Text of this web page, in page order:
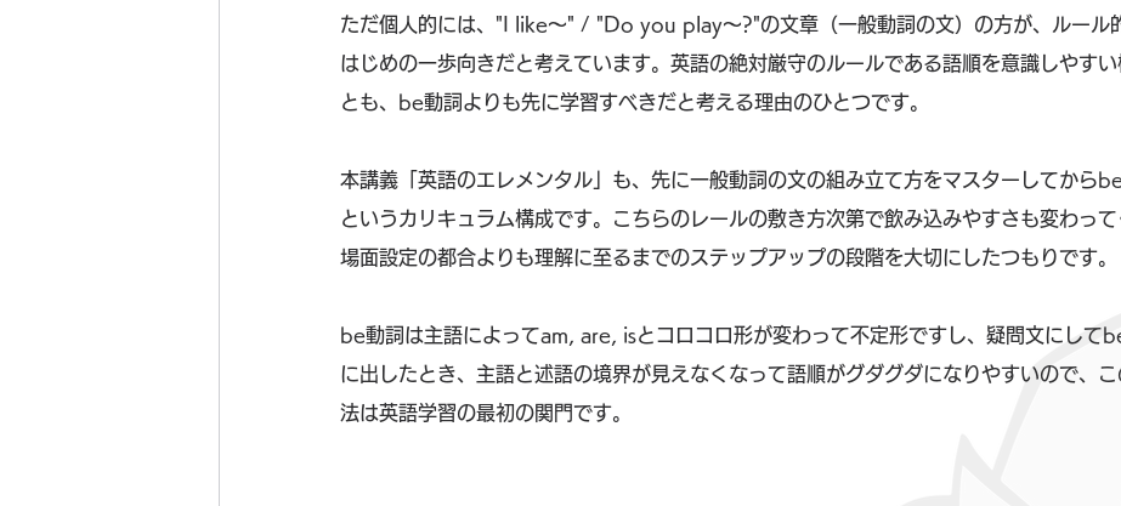
ただ個人的には、"I like～" / "Do you play～?"の文章（一般動詞の文）の方が、ルール
はじめの一歩向きだと考えています。英語の絶対厳守のルールである語順を意識しやすい
とも、be動詞よりも先に学習すべきだと考える理由のひとつです。
本講義「英語のエレメンタル」も、先に一般動詞の文の組み立て方をマスターしてから
というカリキュラム構成です。こちらのレールの敷き方次第で飲み込みやすさも変わって
場面設定の都合よりも理解に至るまでのステップアップの段階を大切にしたつもりです。
be動詞は主語によってam, are, isとコロコロ形が変わって不定形ですし、疑問文にして
に出したとき、主語と述語の境界が見えなくなって語順がグダグダになりやすいので、
法は英語学習の最初の関門です。